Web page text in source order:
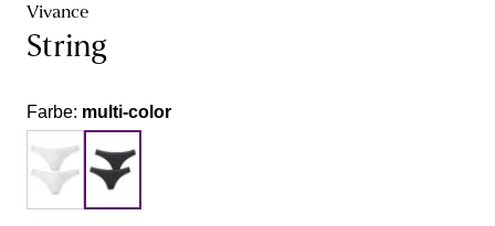
Vivance
String
Farbe: multi-color